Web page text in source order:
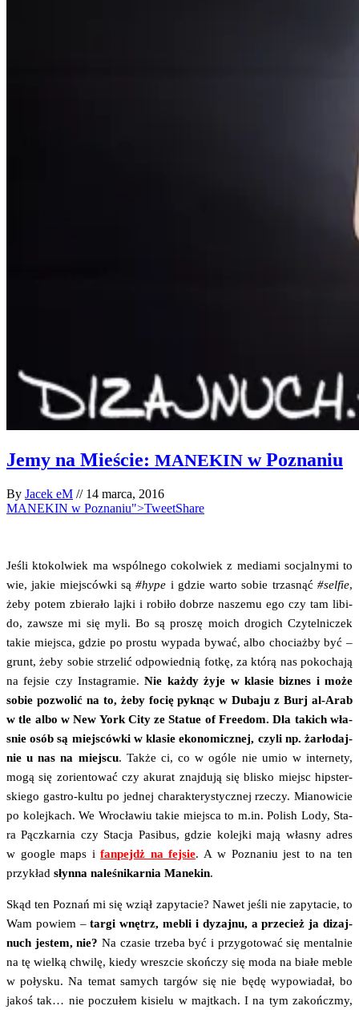
Jemy na Mieście: MANEKIN w Poznaniu
By Jacek eM // 14 marca, 2016
MANEKIN w Poznaniu">TweetShare
Jeśli kto­kol­wiek ma wspól­ne­go cokol­wiek z media­mi socjal­ny­mi to
wie, jakie miej­sców­ki są#hype i gdzie war­to sobie trza­snąć#sel­fie,
żeby potem zbie­ra­ło laj­ki i robi­ło dobrze nasze­mu ego czy tam libi­
do, zawsze mi się myli. Bo są pro­szę moich dro­gich Czy­tel­ni­czek
takie miej­sca, gdzie po pro­stu wypa­da bywać, albo cho­ciaż­by być –
grunt, żeby sobie strze­lić odpo­wied­nią fot­kę, za któ­rą nas poko­cha­ją
na fej­sie czy Insta­gra­mie.Nie każ­dy żyje w kla­sie biz­nes i może
sobie pozwo­lić na to, żeby focię pyk­nąc w Duba­ju z Burj al-Arab
w tle albo w New York City ze Sta­tue of Fre­edom. Dla takich wła­
snie osób są miej­sców­ki w kla­sie eko­no­micz­nej, czy­li np. żar­ło­daj­
nie u nas na miej­scu. Tak­że ci, co w ogó­le nie umio w inter­ne­ty,
mogą się zorien­to­wać czy aku­rat znaj­du­ją się bli­sko miejsc hip­ster­
skie­go gastro-kul­tu po jed­nej cha­rak­te­ry­stycz­nej rze­czy. Mia­no­wi­cie
po kolej­kach. We Wro­cła­wiu takie miej­sca to m.in. Polish Lody, Sta­
ra Pącz­kar­nia czy Sta­cja Pasi­bus, gdzie kolej­ki mają wła­sny adres
w google maps ifan­pejdż na fej­sie. A w Pozna­niu jest to na ten
przy­kład słyn­na nale­śni­kar­nia Mane­kin.
Skąd ten Poznań mi się wziął zapy­ta­cie? Nawet jeśli nie zapy­ta­cie, to
Wam powiem –tar­gi wnętrz, mebli i dyz­aj­nu, a prze­cież ja dizaj­
nuch jestem, nie? Na cza­sie trze­ba być i przy­go­to­wać się men­tal­nie
na tę wiel­ką chwi­lę, kie­dy wresz­cie skoń­czy się moda na bia­łe meble
w poły­sku. Na temat samych tar­gów się nie będę wypo­wia­dał, bo
jakoś tak… nie poczu­łem kisie­lu w majt­kach. I na tym zakończ­my,